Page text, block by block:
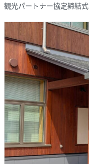
観光パートナー協定締結式